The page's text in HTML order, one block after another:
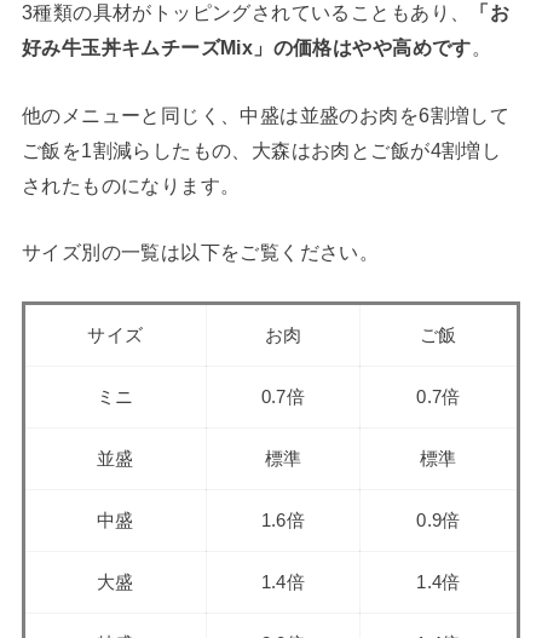
3種類の具材がトッピングされていることもあり、
「お
好み牛玉丼キムチーズMix」の価格はやや高めです。
他のメニューと同じく、中盛は並盛のお肉を6割増して
ご飯を1割減らしたもの、大森はお肉とご飯が4割増し
されたものになります。
サイズ別の一覧は以下をご覧ください。
サイズ お肉 ご飯
ミニ 0.7倍 0.7倍
並盛 標準 標準
中盛 1.6倍 0.9倍
大盛 1.4倍 1.4倍